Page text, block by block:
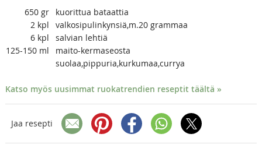
650 gr
kuorittua bataattia
2 kpl
valkosipulinkynsiä,m.20 grammaa
6 kpl
salvian lehtiä
125-150 ml
maito-kermaseosta
suolaa,pippuria,kurkumaa,currya
Katso myös uusimmat ruokatrendien reseptit täältä »
Jaa resepti